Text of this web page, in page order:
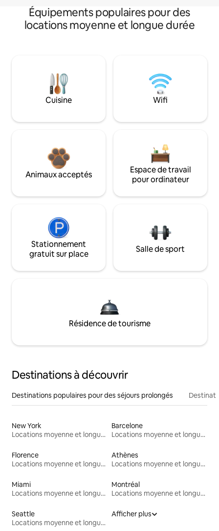
Équipements populaires pour des
locations moyenne et longue durée
Cuisine Wifi
Animaux acceptés
Espace de travail
pour ordinateur
Stationnement
gratuit sur place
Salle de sport
Résidence de tourisme
Destinations à découvrir
Destinations populaires pour des séjours prolongés
New York
Locations moyenne et longue durée
Barcelone
Locations moyenne et longue durée
Florence
Locations moyenne et longue durée
Athènes
Locations moyenne et longue durée
Miami
Locations moyenne et longue durée
Montréal
Locations moyenne et longue durée
Seattle
Locations moyenne et longue durée
Afficher plus